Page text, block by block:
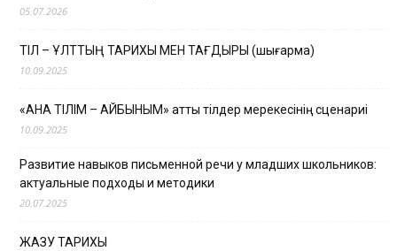
05.07.2026
ТІЛ – ҰЛТТЫҢ ТАРИХЫ МЕН ТАҒДЫРЫ (шығарма)
10.09.2025
«АНА ТІЛІМ – АЙБЫНЫМ» атты тілдер мерекесінің сценариі
10.09.2025
Развитие навыков письменной речи у младших школьников:
актуальные подходы и методики
20.07.2025
ЖАЗУ ТАРИХЫ